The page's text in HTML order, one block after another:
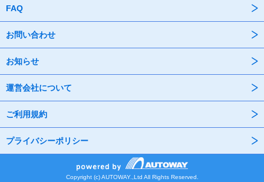
FAQ
お問い合わせ
お知らせ
運営会社について
ご利用規約
プライバシーポリシー
Copyright (c) AUTOWAY.,Ltd All Rights Reserved.